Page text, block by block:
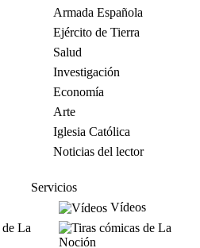
Armada Española
Ejército de Tierra
Salud
Investigación
Economía
Arte
Iglesia Católica
Noticias del lector
Servicios
Vídeos